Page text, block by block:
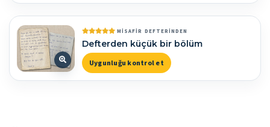
MISAFIR DEFTERINDEN
Defterden küçük bir bölüm
Uygunluğu kontrol et